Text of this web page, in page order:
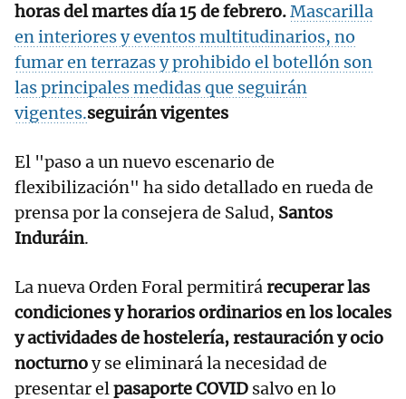
horas del martes día 15 de febrero.Mascarilla
en interiores y eventos multitudinarios, no
fumar en terrazas y prohibido el botellón son
las principales medidas que seguirán
vigentes.seguirán vigentes
El "paso a un nuevo escenario de
flexibilización" ha sido detallado en rueda de
prensa por la consejera de Salud, Santos
Induráin.
La nueva Orden Foral permitirárecuperar las
condiciones y horarios ordinarios en los locales
y actividades de hostelería, restauración y ocio
nocturnoy se eliminará la necesidad de
presentar elpasaporte COVID salvo en lo